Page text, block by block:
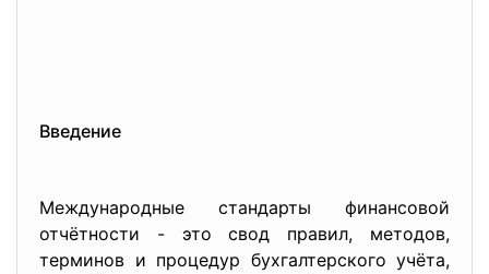
Введение
Международные стандарты финансовой
отчётности - это свод правил, методов,
терминов и процедур бухгалтерского учёта,